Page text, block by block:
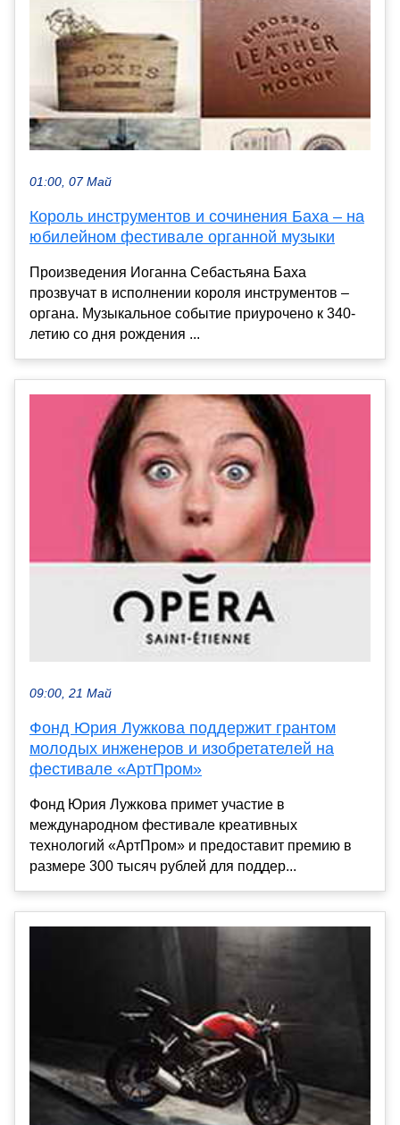
01:00, 07 Май
Король инструментов и сочинения Баха – на
юбилейном фестивале органной музыки
Произведения Иоганна Себастьяна Баха
прозвучат в исполнении короля инструментов –
органа. Музыкальное событие приурочено к 340-
летию со дня рождения ...
09:00, 21 Май
Фонд Юрия Лужкова поддержит грантом
молодых инженеров и изобретателей на
фестивале «АртПром»
Фонд Юрия Лужкова примет участие в
международном фестивале креативных
технологий «АртПром» и предоставит премию в
размере 300 тысяч рублей для поддер...